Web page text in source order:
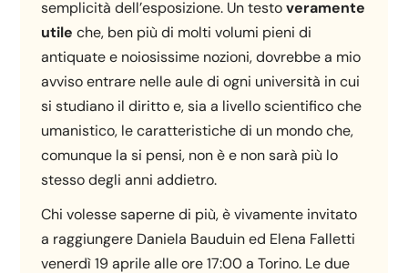
semplicità dell’esposizione. Un testoveramente
utile che, ben più di molti volumi pieni di
antiquate e noiosissime nozioni, dovrebbe a mio
avviso entrare nelle aule di ogni università in cui
si studiano il diritto e, sia a livello scientifico che
umanistico, le caratteristiche di un mondo che,
comunque la si pensi, non è e non sarà più lo
stesso degli anni addietro.
Chi volesse saperne di più, è vivamente invitato
a raggiungere Daniela Bauduin ed Elena Falletti
venerdì 19 aprile alle ore 17:00 a Torino. Le due